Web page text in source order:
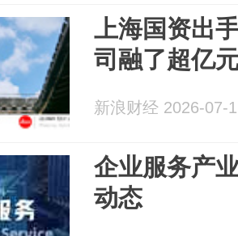
上海国资出
司融了超亿
新浪财经 2026-07-
企业服务产
动态